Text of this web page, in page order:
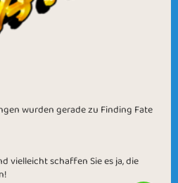
wurden gerade zu Finding Fate
vielleicht schaffen Sie es ja, die